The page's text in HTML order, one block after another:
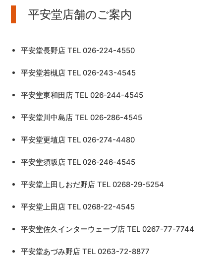
平安堂店舗のご案内
平安堂長野店 TEL 026-224-4550
平安堂若槻店 TEL 026-243-4545
平安堂東和田店 TEL 026-244-4545
平安堂川中島店 TEL 026-286-4545
平安堂更埴店 TEL 026-274-4480
平安堂須坂店 TEL 026-246-4545
平安堂上田しおだ野店 TEL 0268-29-5254
平安堂上田店 TEL 0268-22-4545
平安堂佐久インターウェーブ店 TEL 0267-77-7744
平安堂あづみ野店 TEL 0263-72-8877